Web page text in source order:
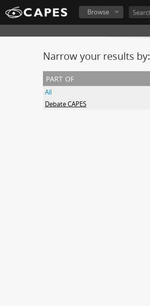
Browse
Narrow your results by:
part of
All
Debate CAPES